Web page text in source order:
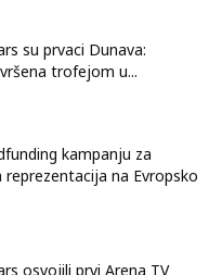
su prvaci Dunava:
trofejom u...
kampanju za
na Evropsko
osvojili prvi Arena TV